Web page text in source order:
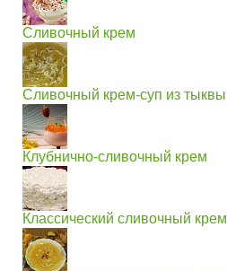
Сливочный крем
Сливочный крем-суп из тыквы
Клубнично-сливочный крем
Классический сливочный крем